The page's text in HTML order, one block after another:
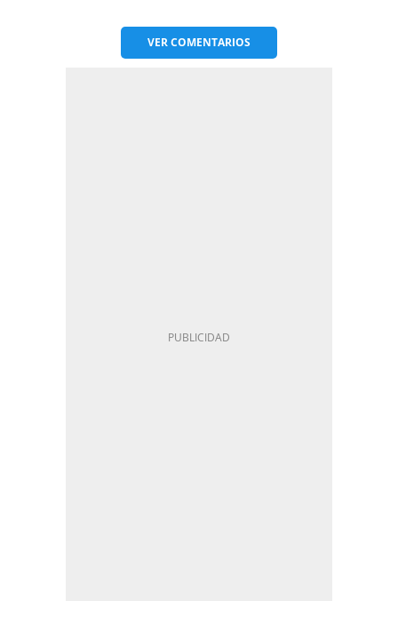
VERCOMENTARIOS